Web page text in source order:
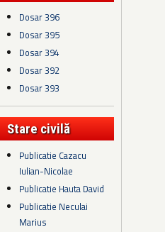
Dosar 396
Dosar 395
Dosar 394
Dosar 392
Dosar 393
Stare civilă
Publicatie Cazacu
Iulian-Nicolae
Publicatie Hauta David
Publicatie Neculai
Marius